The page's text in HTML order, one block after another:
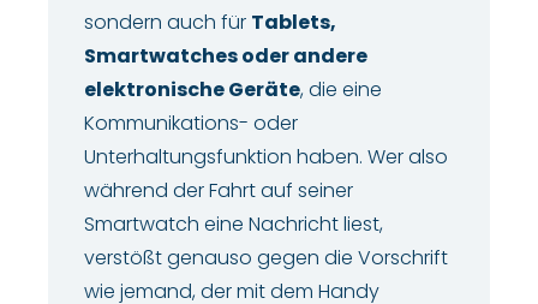
sondern auch für Tablets,
Smartwatches oder andere
elektronische Geräte, die eine
Kommunikations- oder
Unterhaltungsfunktion haben. Wer also
während der Fahrt auf seiner
Smartwatch eine Nachricht liest,
verstößt genauso gegen die Vorschrift
wie jemand, der mit dem Handy